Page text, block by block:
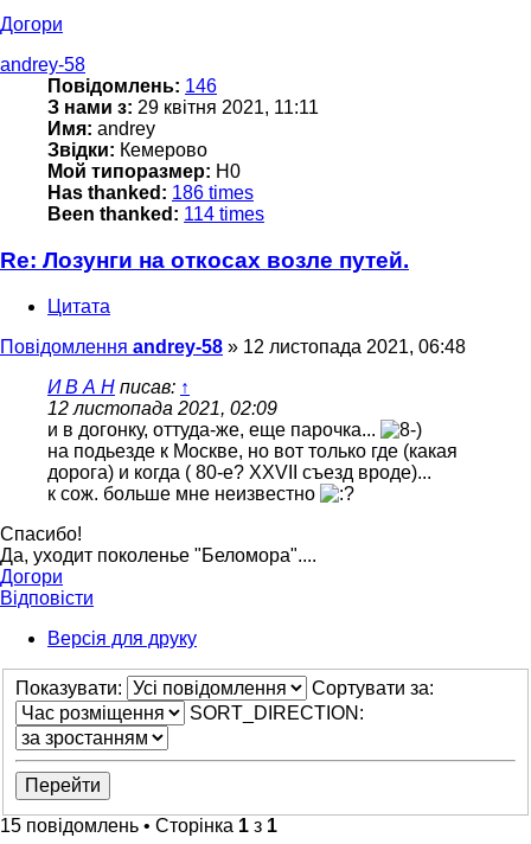
Догори
andrey-58
Повідомлень: 146
З нами з: 29 квітня 2021, 11:11
Имя: andrey
Звідки: Кемерово
Мой типоразмер: H0
Has thanked: 186 times
Been thanked: 114 times
Re: Лозунги на откосах возле путей.
Цитата
Повідомлення andrey-58 » 12 листопада 2021, 06:48
И В А Н писав: ↑
12 листопада 2021, 02:09
и в догонку, оттуда-же, еще парочка...
на подьезде к Москве, но вот только где (какая
дорога) и когда ( 80-е? ХХVII съезд вроде)...
к сож. больше мне неизвестно
Спасибо!
Да, уходит поколенье "Беломора"....
Догори
Відповісти
Версія для друку
Показувати:
Сортувати за:
SORT_DIRECTION:
15 повідомлень • Сторінка 1 з 1